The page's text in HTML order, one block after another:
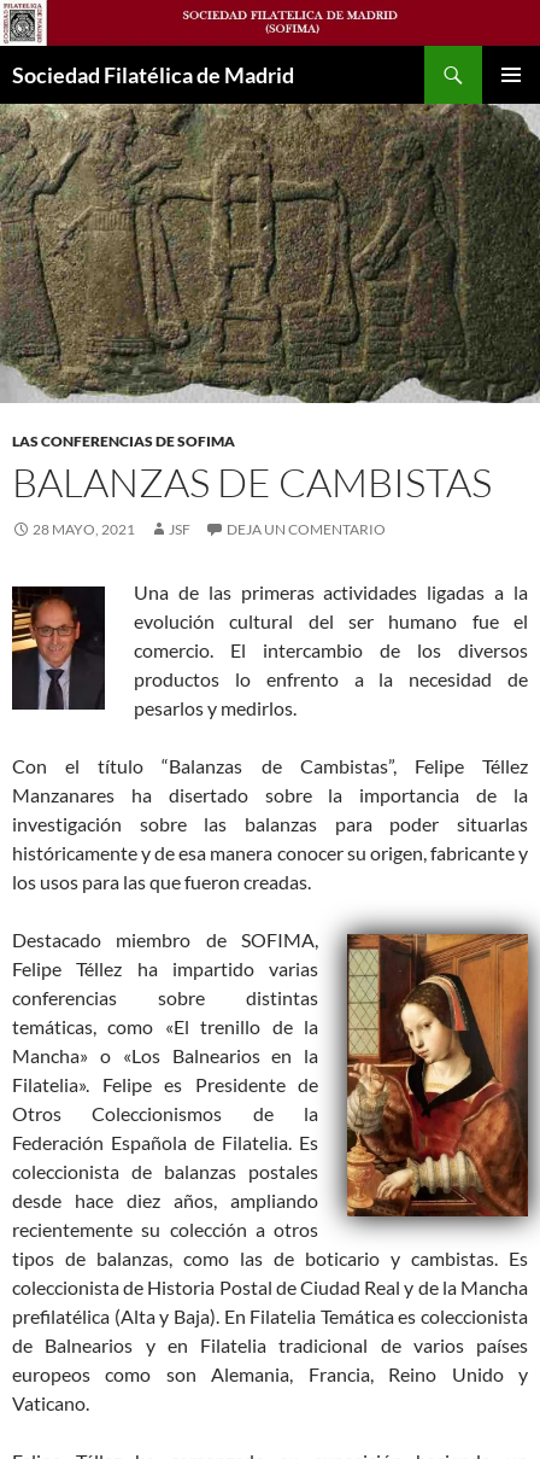
Saltar
al
contenido
Sociedad Filatélica de Madrid
MENÚ
LAS CONFERENCIAS DE SOFIMA
BALANZAS DE CAMBISTAS
28 MAYO, 2021 JSF DEJA UN COMENTARIO
Una de las primeras actividades ligadas a la
evolución cultural del ser humano fue el
comercio. El intercambio de los diversos
productos lo enfrento a la necesidad de
pesarlos y medirlos.
Con el título “Balanzas de Cambistas”, Felipe Téllez
Manzanares ha disertado sobre la importancia de la
investigación sobre las balanzas para poder situarlas
históricamente y de esa manera conocer su origen, fabricante y
los usos para las que fueron creadas.
Destacado miembro de SOFIMA,
Felipe Téllez ha impartido varias
conferencias sobre distintas
temáticas, como «El trenillo de la
Mancha» o «Los Balnearios en la
Filatelia». Felipe es Presidente de
Otros Coleccionismos de la
Federación Española de Filatelia. Es
coleccionista de balanzas postales
desde hace diez años, ampliando
recientemente su colección a otros
tipos de balanzas, como las de boticario y cambistas. Es
coleccionista de Historia Postal de Ciudad Real y de la Mancha
prefilatélica (Alta y Baja). En Filatelia Temática es coleccionista
de Balnearios y en Filatelia tradicional de varios países
europeos como son Alemania, Francia, Reino Unido y
Vaticano.